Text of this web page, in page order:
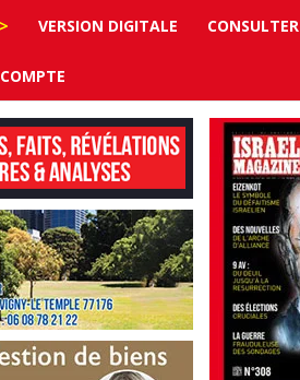
VERSION DIGITALE